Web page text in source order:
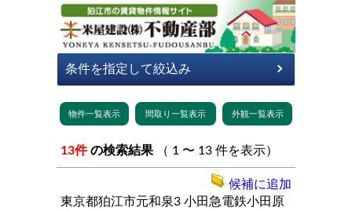
13件 の検索結果 （ 1 〜 13 件を表示）
東京都狛江市元和泉3 小田急電鉄小田原
候補に追加